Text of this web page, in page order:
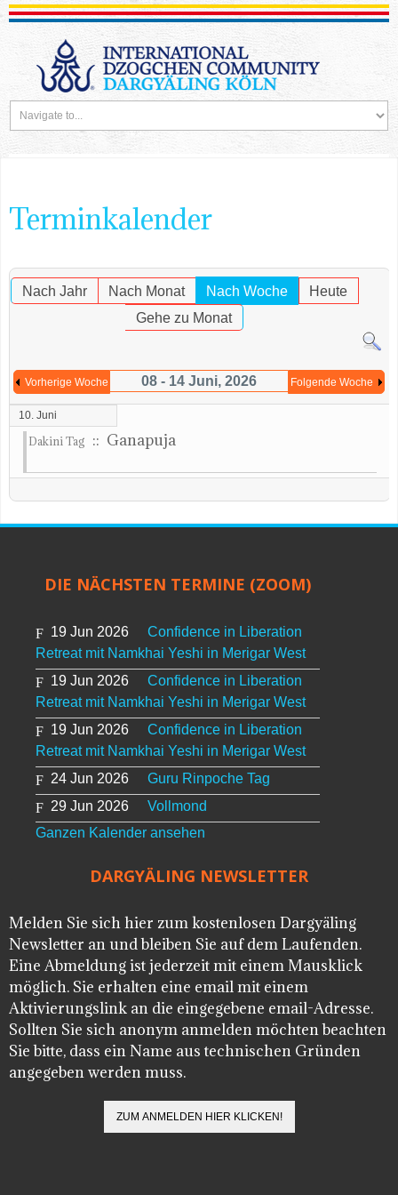
Terminkalender
Nach Jahr Nach Monat Nach Woche
Heute
Gehe zu Monat
Vorherige Woche 08 - 14 Juni, 2026 Folgende Woche
10. Juni
Dakini Tag :: Ganapuja
DIE NÄCHSTEN TERMINE (ZOOM)
19 Jun 2026
Confidence in Liberation
Retreat mit Namkhai Yeshi in Merigar West
19 Jun 2026
Confidence in Liberation
Retreat mit Namkhai Yeshi in Merigar West
19 Jun 2026
Confidence in Liberation
Retreat mit Namkhai Yeshi in Merigar West
24 Jun 2026
Guru Rinpoche Tag
29 Jun 2026
Vollmond
Ganzen Kalender ansehen
DARGYÄLING NEWSLETTER
Melden Sie sich hier zum kostenlosen Dargyäling
Newsletter an und bleiben Sie auf dem Laufenden.
Eine Abmeldung ist jederzeit mit einem Mausklick
möglich. Sie erhalten eine email mit einem
Aktivierungslink an die eingegebene email-Adresse.
Sollten Sie sich anonym anmelden möchten beachten
Sie bitte, dass ein Name aus technischen Gründen
angegeben werden muss.